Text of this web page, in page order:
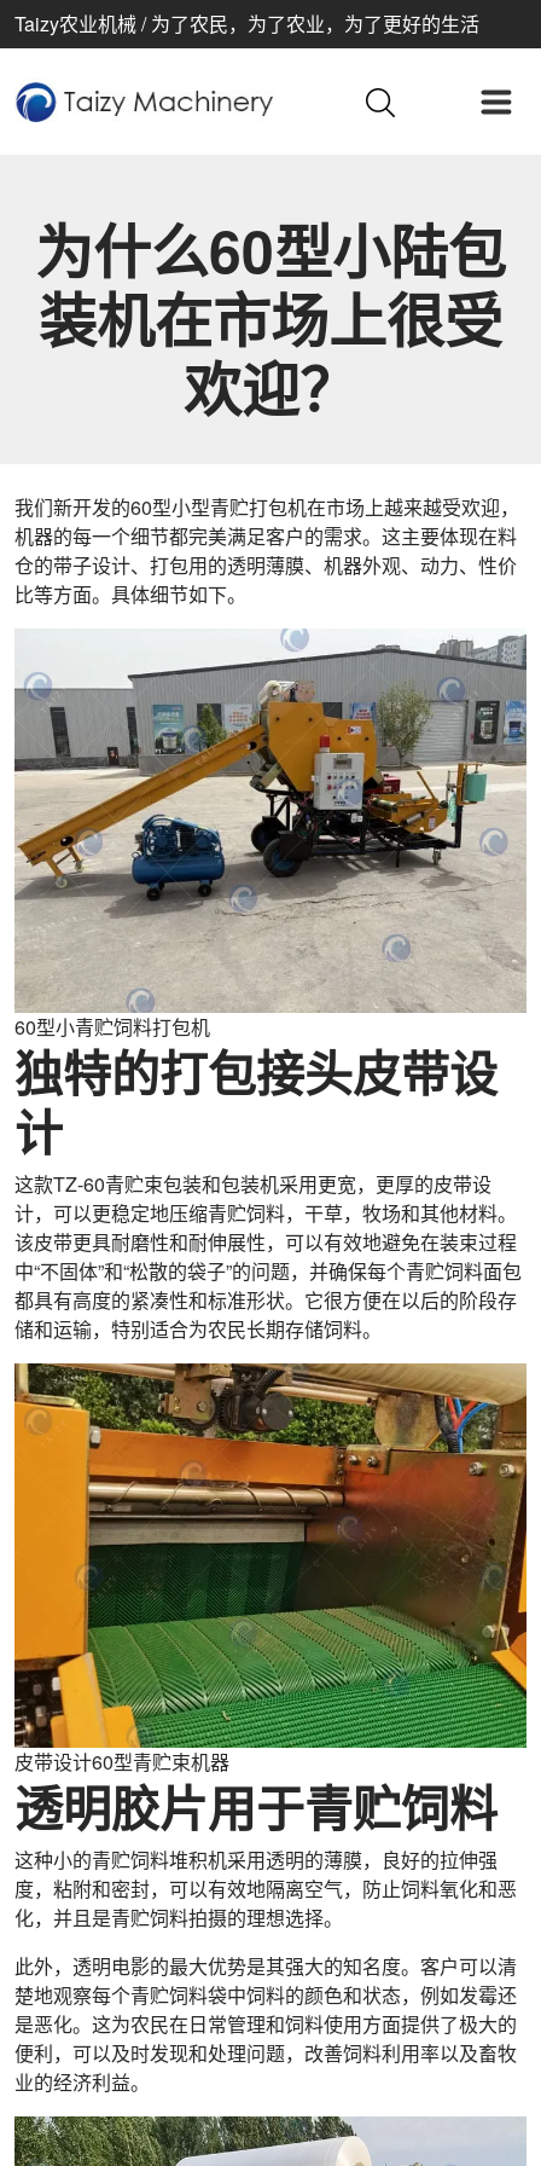
Taizy农业机械 / 为了农民，为了农业，为了更好的生活
为什么60型小陆包
装机在市场上很受
欢迎？
我们新开发的60型小型青贮打包机在市场上越来越受欢迎，
机器的每一个细节都完美满足客户的需求。这主要体现在料
仓的带子设计、打包用的透明薄膜、机器外观、动力、性价
比等方面。具体细节如下。
60型小青贮饲料打包机
独特的打包接头皮带设
计
这款TZ-60青贮束包装和包装机采用更宽，更厚的皮带设
计，可以更稳定地压缩青贮饲料，干草，牧场和其他材料。
该皮带更具耐磨性和耐伸展性，可以有效地避免在装束过程
中“不固体”和“松散的袋子”的问题，并确保每个青贮饲料面包
都具有高度的紧凑性和标准形状。它很方便在以后的阶段存
储和运输，特别适合为农民长期存储饲料。
皮带设计60型青贮束机器
透明胶片用于青贮饲料
这种小的青贮饲料堆积机采用透明的薄膜，良好的拉伸强
度，粘附和密封，可以有效地隔离空气，防止饲料氧化和恶
化，并且是青贮饲料拍摄的理想选择。
此外，透明电影的最大优势是其强大的知名度。客户可以清
楚地观察每个青贮饲料袋中饲料的颜色和状态，例如发霉还
是恶化。这为农民在日常管理和饲料使用方面提供了极大的
便利，可以及时发现和处理问题，改善饲料利用率以及畜牧
业的经济利益。